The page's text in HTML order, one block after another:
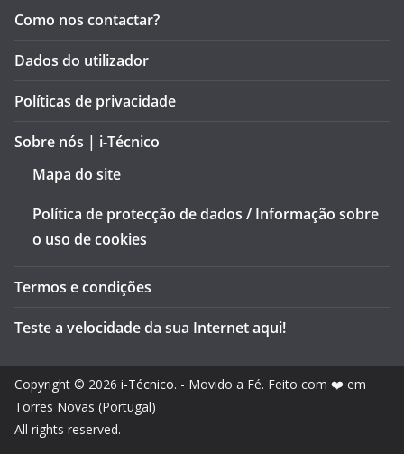
Como nos contactar?
Dados do utilizador
Políticas de privacidade
Sobre nós | i-Técnico
Mapa do site
Política de protecção de dados / Informação sobre
o uso de cookies
Termos e condições
Teste a velocidade da sua Internet aqui!
Copyright © 2026 i-Técnico. - Movido a Fé. Feito com ❤️ em
Torres Novas (Portugal)
All rights reserved.